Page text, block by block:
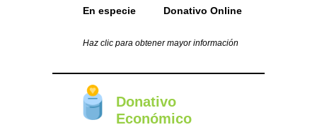
En especie Donativo Online
Haz clic para obtener mayor información
Donativo
Económico